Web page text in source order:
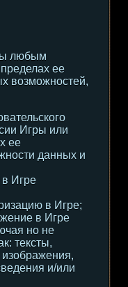
любым
ее
возможностей,
Игры или
ее
данных и
Игре
в Игре;
в Игре
но не
тексты,
изображения,
и/или